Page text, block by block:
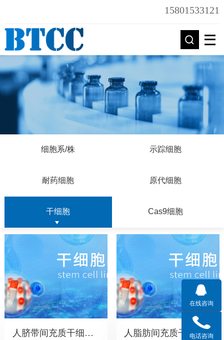
15801533121
细胞系/株 示踪细胞
耐药细胞 原代细胞
干细胞 Cas9细胞
人脐带间充质干细胞（P2代）2管×10^6
人脂肪间充质干细胞（P2代）2管×10^6
在线咨询
电话咨询